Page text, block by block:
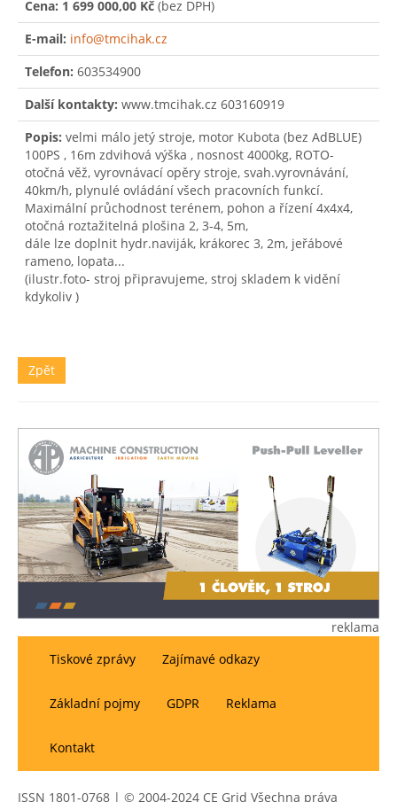
Cena: 1 699 000,00 Kč (bez DPH)
E-mail: info@tmcihak.cz
Telefon: 603534900
Další kontakty: www.tmcihak.cz 603160919
Popis: velmi málo jetý stroje, motor Kubota (bez AdBLUE)
100PS , 16m zdvihová výška , nosnost 4000kg, ROTO-
otočná věž, vyrovnávací opěry stroje, svah.vyrovnávání,
40km/h, plynulé ovládání všech pracovních funkcí.
Maximální průchodnost terénem, pohon a řízení 4x4x4,
otočná roztažitelná plošina 2, 3-4, 5m,
dále lze doplnit hydr.naviják, krákorec 3, 2m, jeřábové
rameno, lopata...
(ilustr.foto- stroj připravujeme, stroj skladem k vidění
kdykoliv )
Zpět
reklama
Tiskové zprávy
Zajímavé odkazy
Základní pojmy GDPR Reklama
Kontakt
ISSN 1801-0768 | © 2004-2024 CE Grid Všechna práva